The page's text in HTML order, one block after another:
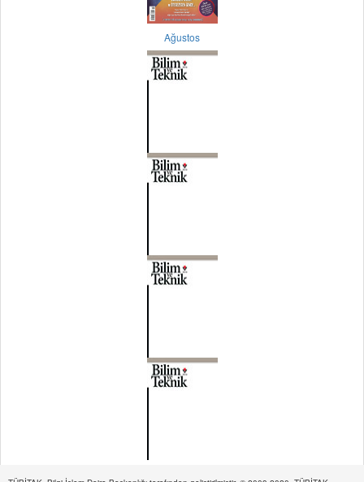
Ağustos